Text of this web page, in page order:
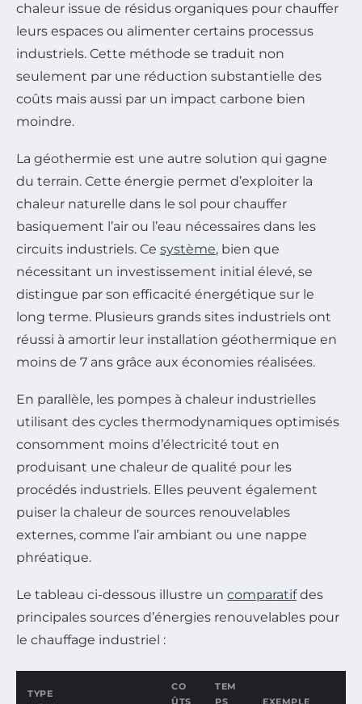
chaleur issue de résidus organiques pour chauffer
leurs espaces ou alimenter certains processus
industriels. Cette méthode se traduit non
seulement par une réduction substantielle des
coûts mais aussi par un impact carbone bien
moindre.
La géothermie est une autre solution qui gagne
du terrain. Cette énergie permet d’exploiter la
chaleur naturelle dans le sol pour chauffer
basiquement l’air ou l’eau nécessaires dans les
circuits industriels. Ce système, bien que
nécessitant un investissement initial élevé, se
distingue par son efficacité énergétique sur le
long terme. Plusieurs grands sites industriels ont
réussi à amortir leur installation géothermique en
moins de 7 ans grâce aux économies réalisées.
En parallèle, les pompes à chaleur industrielles
utilisant des cycles thermodynamiques optimisés
consomment moins d’électricité tout en
produisant une chaleur de qualité pour les
procédés industriels. Elles peuvent également
puiser la chaleur de sources renouvelables
externes, comme l’air ambiant ou une nappe
phréatique.
Le tableau ci-dessous illustre un comparatifdes
principales sources d’énergies renouvelables pour
le chauffage industriel :
TYPE
CO
ÛTS
TEM
PS
EXEMPLE